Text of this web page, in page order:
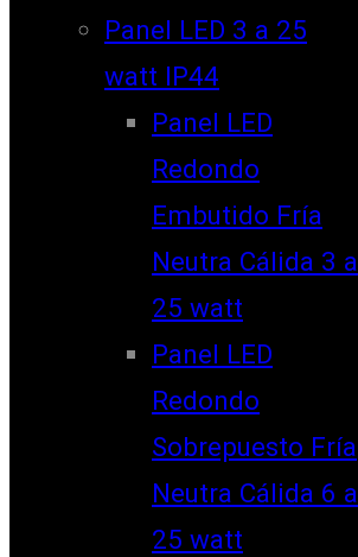
Panel LED 3 a 25
watt IP44
Panel LED
Redondo
Embutido Fría
Neutra Cálida 3 a
25 watt
Panel LED
Redondo
Sobrepuesto Fría
Neutra Cálida 6 a
25 watt